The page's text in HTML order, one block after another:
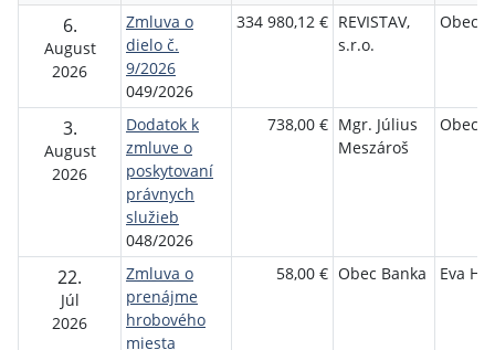
6.
August
2026
Zmluva o
dielo č.
9/2026
049/2026
334 980,12 € REVISTAV,
s.r.o.
Obec
3.
August
2026
Dodatok k
zmluve o
poskytovaní
právnych
služieb
048/2026
738,00 € Mgr. Július
Meszároš
Obec
22.
Júl
2026
Zmluva o
prenájme
hrobového
miesta
58,00 € Obec Banka Eva